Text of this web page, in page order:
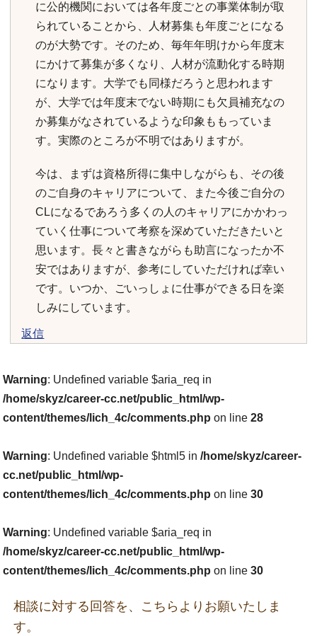
に公的機関においては各年度ごとの事業体制が取
られていることから、人材募集も年度ごとになる
のが大勢です。そのため、毎年年明けから年度末
にかけて募集が多くなり、人材が流動化する時期
になります。大学でも同様だろうと思われます
が、大学では年度末でない時期にも欠員補充なの
か募集がなされているような印象ももっていま
す。実際のところが不明ではありますが。
今は、まずは資格所得に集中しながらも、その後
のご自身のキャリアについて、また今後ご自分の
CLになるであろう多くの人のキャリアにかかわっ
ていく仕事について考察を深めていただきたいと
思います。長々と書きながらも助言になったか不
安ではありますが、参考にしていただければ幸い
です。いつか、ごいっしょに仕事ができる日を楽
しみにしています。
返信
Warning: Undefined variable $aria_req in
/home/skyz/career-cc.net/public_html/wp-
content/themes/lich_4c/comments.php on line28
Warning: Undefined variable $html5 in/home/skyz/career-
cc.net/public_html/wp-
content/themes/lich_4c/comments.php on line30
Warning: Undefined variable $aria_req in
/home/skyz/career-cc.net/public_html/wp-
content/themes/lich_4c/comments.php on line30
相談に対する回答を、こちらよりお願いたしま
す。